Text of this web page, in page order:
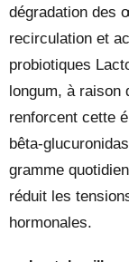
dégradation des
recirculation et
probiotiques
longum, à raison
renforcent cette
bêta-
gramme
réduit les
hormonales.